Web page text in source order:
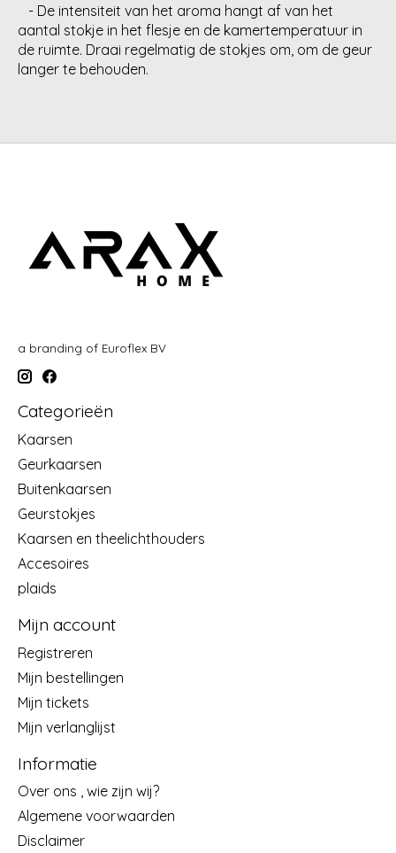
- De intensiteit van het aroma hangt af van het
aantal stokje in het flesje en de kamertemperatuur in
de ruimte. Draai regelmatig de stokjes om, om de geur
langer te behouden.
a branding of Euroflex BV
Categorieën
Kaarsen
Geurkaarsen
Buitenkaarsen
Geurstokjes
Kaarsen en theelichthouders
Accesoires
plaids
Mijn account
Registreren
Mijn bestellingen
Mijn tickets
Mijn verlanglijst
Informatie
Over ons , wie zijn wij?
Algemene voorwaarden
Disclaimer